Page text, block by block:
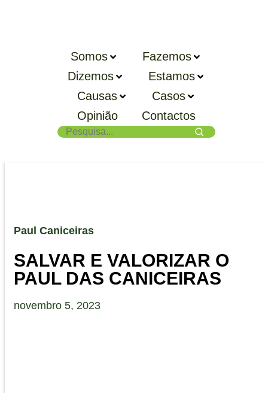
Somos
Fazemos
Dizemos
Estamos
Causas
Casos
Opinião
Contactos
Paul Caniceiras
SALVAR E VALORIZAR O
PAUL DAS CANICEIRAS
novembro 5, 2023